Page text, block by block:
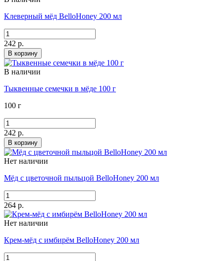
Клеверный мёд BelloHoney 200 мл
242 р.
В корзину
В наличии
Тыквенные семечки в мёде 100 г
100 г
242 р.
В корзину
Нет наличии
Мёд с цветочной пыльцой BelloHoney 200 мл
264 р.
Нет наличии
Крем-мёд с имбирём BelloHoney 200 мл